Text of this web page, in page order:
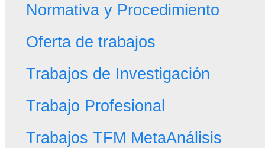
Normativa y Procedimiento
Oferta de trabajos
Trabajos de Investigación
Trabajo Profesional
Trabajos TFM MetaAnálisis